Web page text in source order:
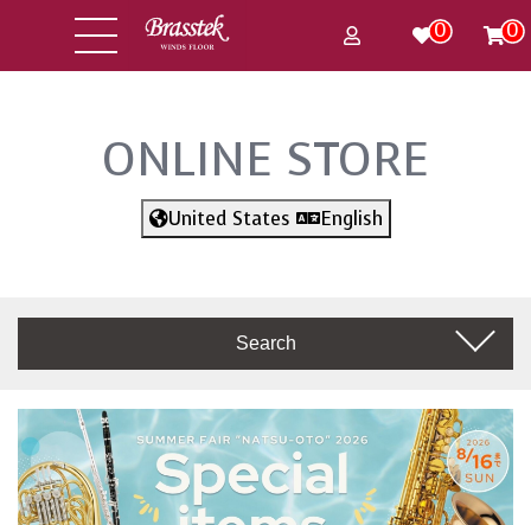
0 0
ONLINE STORE
United States English
Search